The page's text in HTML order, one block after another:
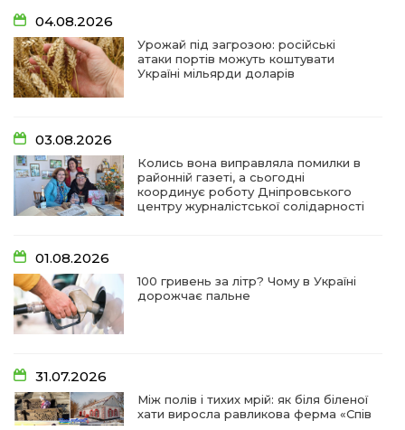
04.08.2026
Урожай під загрозою: російські
атаки портів можуть коштувати
Україні мільярди доларів
03.08.2026
Колись вона виправляла помилки в
районній газеті, а сьогодні
координує роботу Дніпровського
центру журналістської солідарності
01.08.2026
100 гривень за літр? Чому в Україні
дорожчає пальне
31.07.2026
Між полів і тихих мрій: як біля біленої
хати виросла равликова ферма «Спів